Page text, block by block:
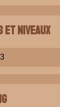
et niveaux